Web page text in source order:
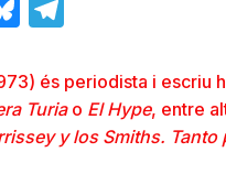
Bluesky
és periodista i escriu
Turiao El Hype, entre
y los Smiths.